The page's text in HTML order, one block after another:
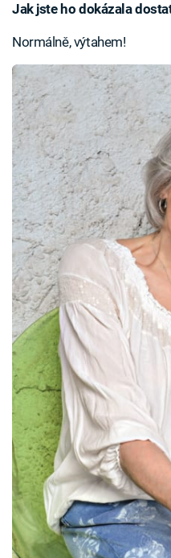
Jak jste ho dokázala
Normálně, výtahem!